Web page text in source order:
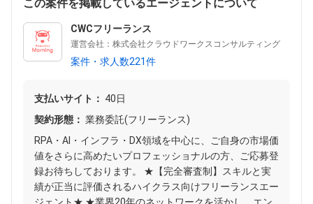
この案件を掲載しているエージェントについて
CWCフリーランス
運営会社：株式会社クラウドワークスコンサルティング
案件・求人数221件
支払いサイト： 40日
契約形態： 業務委託(フリーランス)
RPA・AI・インフラ・DX領域を中心に、ご自身の市場価
値をさらに高めたいプロフェッショナルの方、ご応募登
録お待ちしております。 ★【完全審査制】スキルと実
績が正当に評価されるハイクラス向けフリーランスエー